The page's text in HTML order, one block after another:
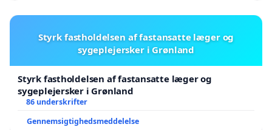
Styrk fastholdelsen af fastansatte læger og
sygeplejersker i Grønland
Styrk fastholdelsen af fastansatte læger og
sygeplejersker i Grønland
86 underskrifter
Gennemsigtighedsmeddelelse